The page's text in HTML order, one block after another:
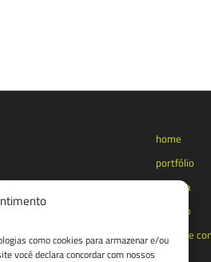
como cookies para armazenar e/ou
você declara concordar com nossos
home
portfólio
agência
contato
trabalhe